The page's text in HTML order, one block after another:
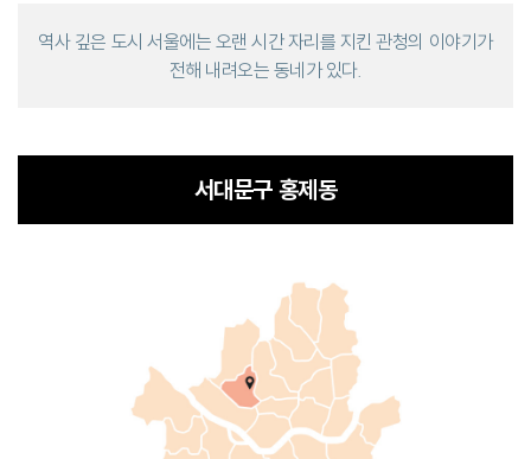
역사 깊은 도시 서울에는 오랜 시간 자리를 지킨 관청의 이야기가
전해 내려오는 동네가 있다.
서대문구 홍제동